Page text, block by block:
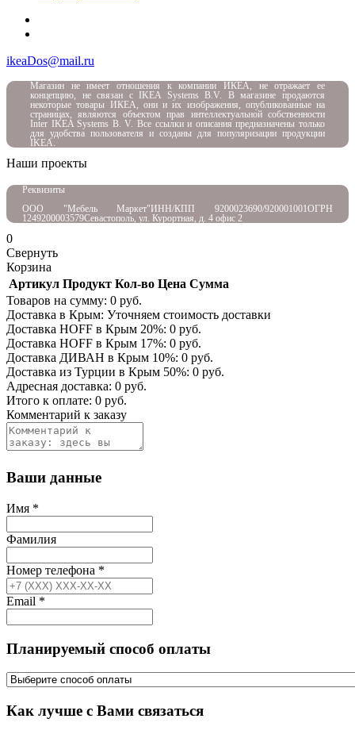
ikeaDos@mail.ru
Магазин не имеет отношения к компании ИКЕА, не отражает ее
концепцию, не связан с
IKEA Systems B.V. В магазине продаются
некоторые товары ИКЕА, они и их изображения, опубликованные на
страницах, являются объектом прав интеллектуальной собственности
Inter IKEA Systems B. V. Все ссылки и описания предназначены только
для удобства пользователя и созданы для популяризации продукции
IKEA.
Наши проекты
Реквизиты
ООО "Мебель Маркет"ИНН/КПП 9200023690/920001001ОГРН
1249200003579Севастополь, ул. Курортная, д. 4 офис 2
0
Свернуть
Корзина
Артикул Продукт Кол-во Цена Сумма
Товаров на сумму: 0 руб.
Доставка в Крым: Уточняем стоимость доставки
Доставка HOFF в Крым 20%: 0 руб.
Доставка HOFF в Крым 17%: 0 руб.
Доставка ДИВАН в Крым 10%: 0 руб.
Доставка из Турции в Крым 50%: 0 руб.
Адресная доставка: 0 руб.
Итого к оплате: 0 руб.
Комментарий к заказу
Ваши данные
Имя *
Фамилия
Номер телефона *
Email *
Планируемый способ оплаты
Как лучше с Вами связаться